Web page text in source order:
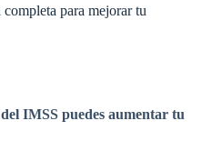
para mejorar tu
IMSS puedes aumentar tu